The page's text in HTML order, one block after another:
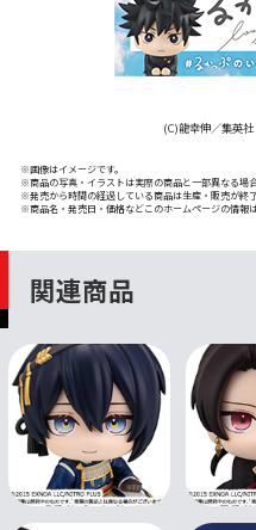
(C)龍幸伸／集英
※画像はイメージです。
※商品の写真・イラストは実際の商品と一部異なる場
※発売から時間の経過している商品は生産・販売が終
※商品名・発売日・価格などこのホームページの情報
関連商品